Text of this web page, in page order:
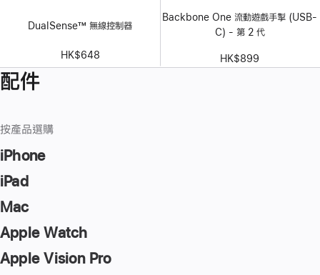
DualSense™ 無線控制器
HK$648
Backbone One 流動遊戲手掣 (USB-
C) - 第 2 代
HK$899
配件
按產品選購
iPhone
iPad
Mac
Apple Watch
Apple Vision Pro